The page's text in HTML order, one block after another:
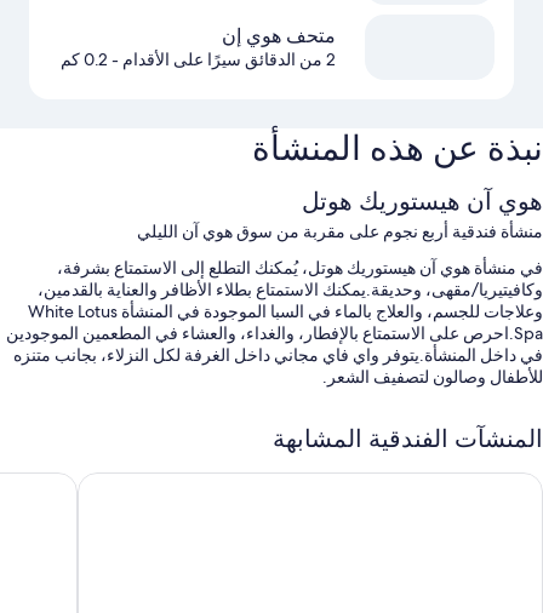
متحف هوي إن
2 من الدقائق سيرًا على الأقدام - 0.2 كم
نبذة عن هذه المنشأة
هوي آن هيستوريك هوتل
منشأة فندقية أربع نجوم على مقربة من سوق هوي آن الليلي
في منشأة هوي آن هيستوريك هوتل، يُمكنك التطلع إلى الاستمتاع بشرفة،
وكافيتيريا/مقهى، وحديقة.يمكنك الاستمتاع بطلاء الأظافر والعناية بالقدمين،
وعلاجات للجسم، والعلاج بالماء في السبا الموجودة في المنشأة White Lotus
Spa.احرص على الاستمتاع بالإفطار، والغداء، والعشاء في المطعمين الموجودين
في داخل المنشأة.يتوفر واي فاي مجاني داخل الغرفة لكل النزلاء، بجانب متنزه
للأطفال وصالون لتصفيف الشعر.
حمام سباحة مكشوف مع مقاعد للتشمس ومظلات على حمّام السباحة
درّاجات للاستئجار المجاني، وملاعب تنس، وحافلة للتوصيل من وإلى المطار
المنشآت الفندقية المشابهة
أنام هيريتيدج بوتيك هوتل آند سبا بيل